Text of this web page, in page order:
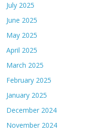
July 2025
June 2025
May 2025
April 2025
March 2025
February 2025
January 2025
December 2024
November 2024